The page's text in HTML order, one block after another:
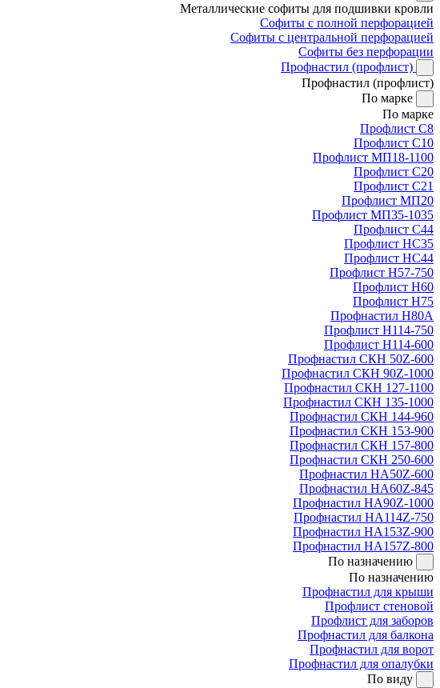
Металлические софиты для подшивки кровли
Софиты с полной перфорацией
Софиты с центральной перфорацией
Софиты без перфорации
Профнастил (профлист)
Профнастил (профлист)
По марке
По марке
Профлист С8
Профлист С10
Профлист МП18-1100
Профлист С20
Профлист С21
Профлист МП20
Профлист МП35-1035
Профлист С44
Профлист НС35
Профлист НС44
Профлист Н57-750
Профлист Н60
Профлист Н75
Профнастил Н80А
Профлист Н114-750
Профлист Н114-600
Профнастил СКН 50Z-600
Профнастил СКН 90Z-1000
Профнастил СКН 127-1100
Профнастил СКН 135-1000
Профнастил СКН 144-960
Профнастил СКН 153-900
Профнастил СКН 157-800
Профнастил СКН 250-600
Профнастил НА50Z-600
Профнастил НА60Z-845
Профнастил НА90Z-1000
Профнастил НА114Z-750
Профнастил НА153Z-900
Профнастил НА157Z-800
По назначению
По назначению
Профнастил для крыши
Профлист стеновой
Профлист для заборов
Профнастил для балкона
Профнастил для ворот
Профнастил для опалубки
По виду